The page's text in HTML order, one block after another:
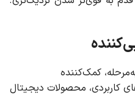
کمک‌کننده
کاربردی، محصولات دیجیتال